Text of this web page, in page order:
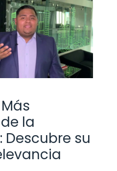
la
su